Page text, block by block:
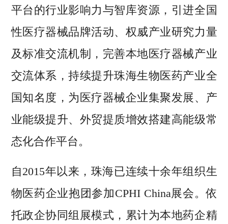
平台的行业影响力与智库资源，引进全国
性医疗器械品牌活动、权威产业研究力量
及标准交流机制，完善本地医疗器械产业
交流体系，持续提升珠海生物医药产业全
国知名度，为医疗器械企业集聚发展、产
业能级提升、外贸提质增效搭建高能级常
态化合作平台。
自2015年以来，珠海已连续十余年组织生
物医药企业抱团参加CPHI China展会。依
托政企协同组展模式，累计为本地药企精